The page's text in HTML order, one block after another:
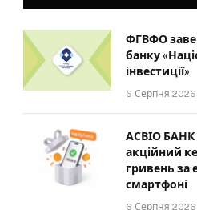
ФГВФО
банку
інвестиції»
6 Серпня 2026
АСВІО БАНК
акційний
гривень за
смартфоні
6 Серпня 2026